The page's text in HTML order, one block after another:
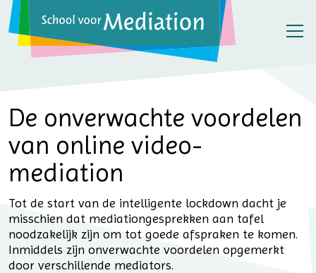
De onverwachte voordelen
van online video-
mediation
Tot de start van de intelligente lockdown dacht je
misschien dat mediationgesprekken aan tafel
noodzakelijk zijn om tot goede afspraken te komen.
Inmiddels zijn onverwachte voordelen opgemerkt
door verschillende mediators.